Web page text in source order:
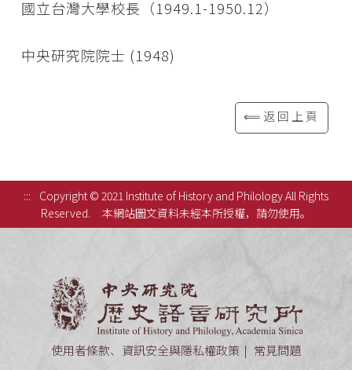
國立台灣大學校長（1949.1-1950.12）
中央研究院院士 (1948)
⟸返回上頁
:::
Copyright © 2021 Institute of History and Philology All Rights
Reserved.
本網站圖文資料未經本所授權，請勿使用。
使用者條款、資訊安全與隱私權政策
常見問題